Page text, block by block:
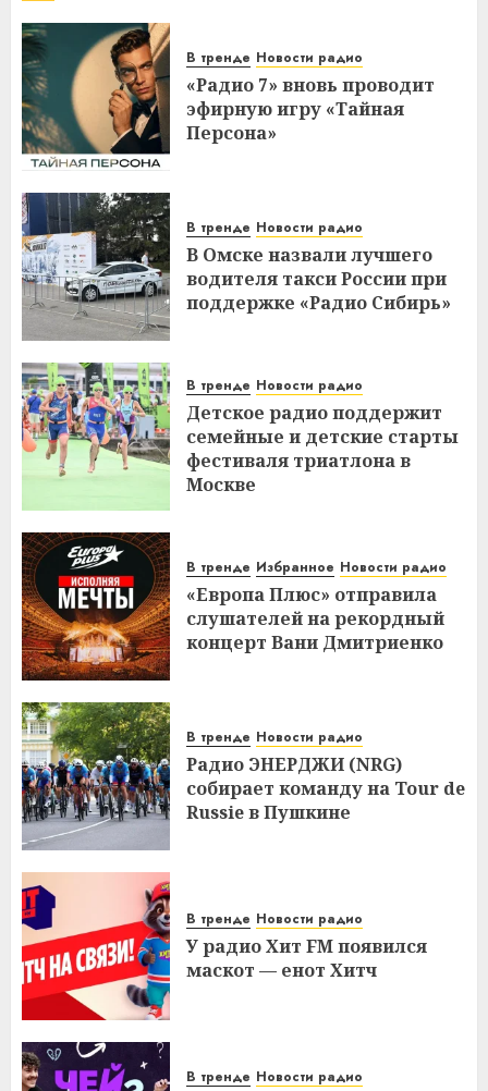
В тренде Новости радио
«Радио 7» вновь проводит
эфирную игру «Тайная
Персона»
В тренде Новости радио
В Омске назвали лучшего
водителя такси России при
поддержке «Радио Сибирь»
В тренде Новости радио
Детское радио поддержит
семейные и детские старты
фестиваля триатлона в
Москве
В тренде Избранное Новости радио
«Европа Плюс» отправила
слушателей на рекордный
концерт Вани Дмитриенко
В тренде Новости радио
Радио ЭНЕРДЖИ (NRG)
собирает команду на Tour de
Russie в Пушкине
В тренде Новости радио
У радио Хит FM появился
маскот — енот Хитч
В тренде Новости радио